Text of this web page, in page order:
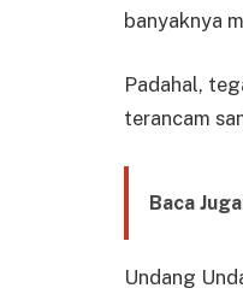
banyaknya
Padahal,
terancam
Baca
Undang